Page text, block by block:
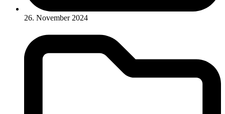
26. November 2024